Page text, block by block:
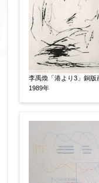
添付画像 【任意
れてくる送信確
送り頂けます。
李禹煥「港より3」銅版
1989年